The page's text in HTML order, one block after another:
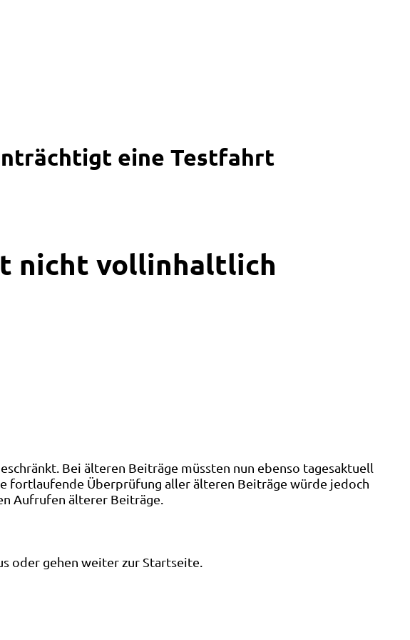
eine Testfahrt
nicht vollinhaltlich
Bei älteren Beiträge müssten nun ebenso tagesaktuell
fortlaufende Überprüfung aller älteren Beiträge würde jedoch
Aufrufen älterer Beiträge.
oder gehen weiter zur Startseite.